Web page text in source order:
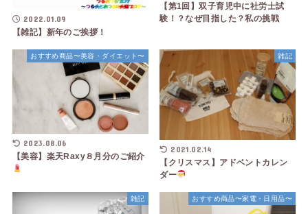
2022.01.09
【雑記】新年のご挨拶！
【第1回】双子育児中に社労士試
験！？なぜ目指した？私の挑戦
おすすめ商品〜美容・ダイエット〜
2023.08.06
【美容】楽天Raxy８月分のご紹介
雑記
2021.02.14
【クリスマス】アドベントカレン
ダー
雑記 おすすめ商品〜家電・日用品〜